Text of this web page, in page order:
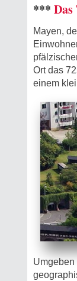
***
Mayen,
Ort das
einem